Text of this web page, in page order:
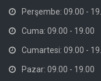
Perşembe: 09.00 -
Cuma: 09.00 - 19.00
Cumartesi: 09.00 -
Pazar: 09.00 - 19.00